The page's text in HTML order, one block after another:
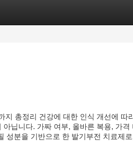
총정리 건강에 대한 인식 개선에 따
닙니다. 가짜 여부, 올바른 복용, 가격
성분을 기반으로 한 발기부전 치료제로